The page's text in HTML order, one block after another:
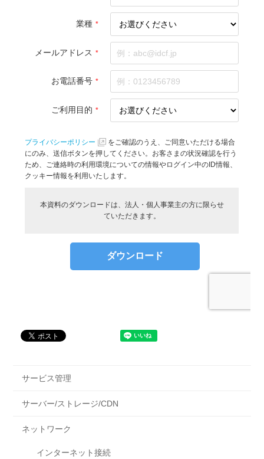
サービス管理
サーバー/ストレージ/CDN
ネットワーク
インターネット接続